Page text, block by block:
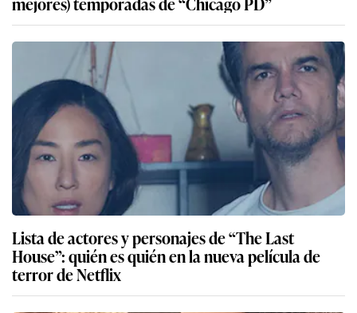
Lista de actores y personajes de “The Last
House”: quién es quién en la nueva película de
terror de Netflix